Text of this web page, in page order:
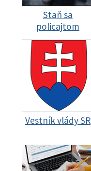
Staň sa
policajtom
Vestník vlády SR